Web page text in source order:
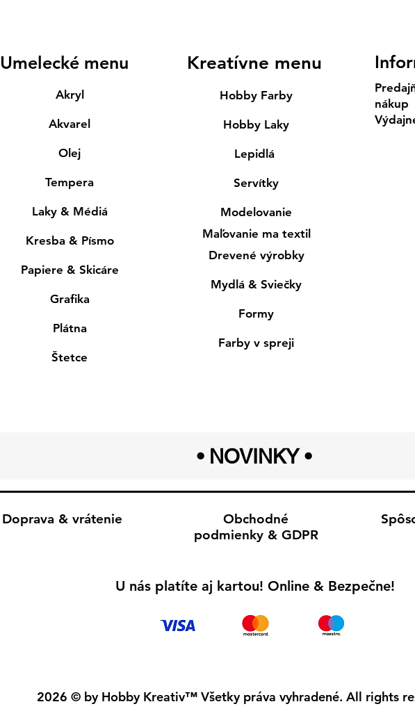
Umelecké menu
Akryl
Akvarel
Olej
Tempera
Laky & Médiá
Kresba & Písmo
Papiere & Skicáre
Grafika
Plátna
Štetce
Kreatívne menu
Hobby Farby
Hobby Laky
Lepidlá
Servítky
Modelovanie
Maľovanie ma textil
Drevené výrobky
Mydlá & Sviečky
Formy
Farby v spreji
nákup
• NOVINKY •
Doprava & vrátenie
Obchodné
podmienky & GDPR
U nás platíte aj kartou! Online & Bezpečne!
2026 © by Hobby Kreativ™ Všetky práva vyhradené. All rights